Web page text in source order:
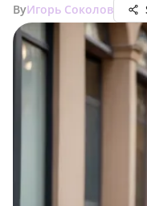
ByИгорь Соколов